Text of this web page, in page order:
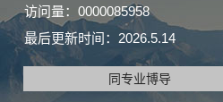
访问量： 0000085958
最后更新时间： 2026.5.14
同专业博导